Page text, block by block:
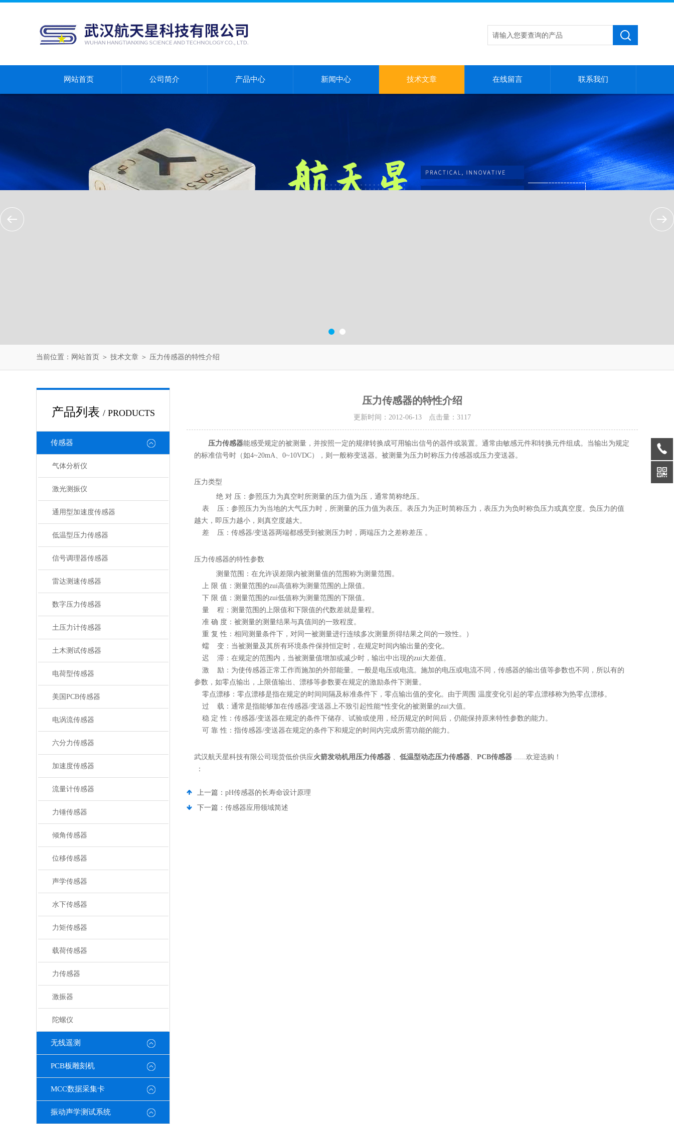
网站首页 公司简介 产品中心 新闻中心 技术文章 在线留言 联系我们
当前位置： 网站首页 ＞ 技术文章 ＞ 压力传感器的特性介绍
产品列表 / PRODUCTS
传感器
气体分析仪
激光测振仪
通用型加速度传感器
低温型压力传感器
信号调理器传感器
雷达测速传感器
数字压力传感器
土压力计传感器
土木测试传感器
电荷型传感器
美国PCB传感器
电涡流传感器
六分力传感器
加速度传感器
流量计传感器
力锤传感器
倾角传感器
位移传感器
声学传感器
水下传感器
力矩传感器
载荷传感器
力传感器
激振器
陀螺仪
无线遥测
PCB板雕刻机
MCC数据采集卡
振动声学测试系统
压力传感器的特性介绍
更新时间：2012-06-13 点击量： 3117
压力传感器能感受规定的被测量，并按照一定的规律转换成可用输出信号的器件或装置。通常由敏感元件和转换元件组成。当输出为规定
的标准信号时（如4~20mA、0~10VDC），则一般称变送器。被测量为压力时称压力传感器或压力变送器。
压力类型
绝 对 压：参照压力为真空时所测量的压力值为压，通常简称绝压。
表 压：参照压力为当地的大气压力时，所测量的压力值为表压。表压力为正时简称压力，表压力为负时称负压力或真空度。负压力的值
越大，即压力越小，则真空度越大。
差 压：传感器/变送器两端都感受到被测压力时，两端压力之差称差压 。
压力传感器的特性参数
测量范围：在允许误差限内被测量值的范围称为测量范围。
上 限 值：测量范围的zui高值称为测量范围的上限值。
下 限 值：测量范围的zui低值称为测量范围的下限值。
量 程：测量范围的上限值和下限值的代数差就是量程。
准 确 度：被测量的测量结果与真值间的一致程度。
重 复 性：相同测量条件下，对同一被测量进行连续多次测量所得结果之间的一致性。）
蠕 变：当被测量及其所有环境条件保持恒定时，在规定时间内输出量的变化。
迟 滞：在规定的范围内，当被测量值增加或减少时，输出中出现的zui大差值。
激 励：为使传感器正常工作而施加的外部能量。一般是电压或电流。施加的电压或电流不同，传感器的输出值等参数也不同，所以有的
参数，如零点输出，上限值输出、漂移等参数要在规定的激励条件下测量。
零点漂移：零点漂移是指在规定的时间间隔及标准条件下，零点输出值的变化。由于周围 温度变化引起的零点漂移称为热零点漂移。
过 载：通常是指能够加在传感器/变送器上不致引起性能*性变化的被测量的zui大值。
稳 定 性：传感器/变送器在规定的条件下储存、试验或使用，经历规定的时间后，仍能保持原来特性参数的能力。
可 靠 性：指传感器/变送器在规定的条件下和规定的时间内完成所需功能的能力。
武汉航天星科技有限公司现货低价供应火箭发动机用压力传感器 、 低温型动态压力传感器、 PCB传感器 ......欢迎选购！
：
上一篇： pH传感器的长寿命设计原理
下一篇： 传感器应用领域简述